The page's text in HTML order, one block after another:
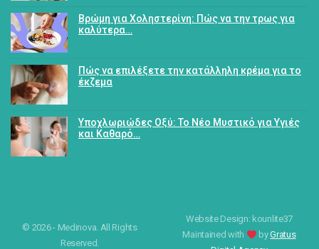
Βρώμη για Χοληστερίνη: Πώς να την τρως για
καλύτερα…
Πώς να επιλέξετε την κατάλληλη κρέμα για το
έκζεμα
Υποχλωριώδες Οξύ: Το Νέο Μυστικό για Υγιές
και Καθαρό…
© 2026 - Medinova. All Rights
Reserved.
Website Design: kounlite37
Maintained with
byGratus